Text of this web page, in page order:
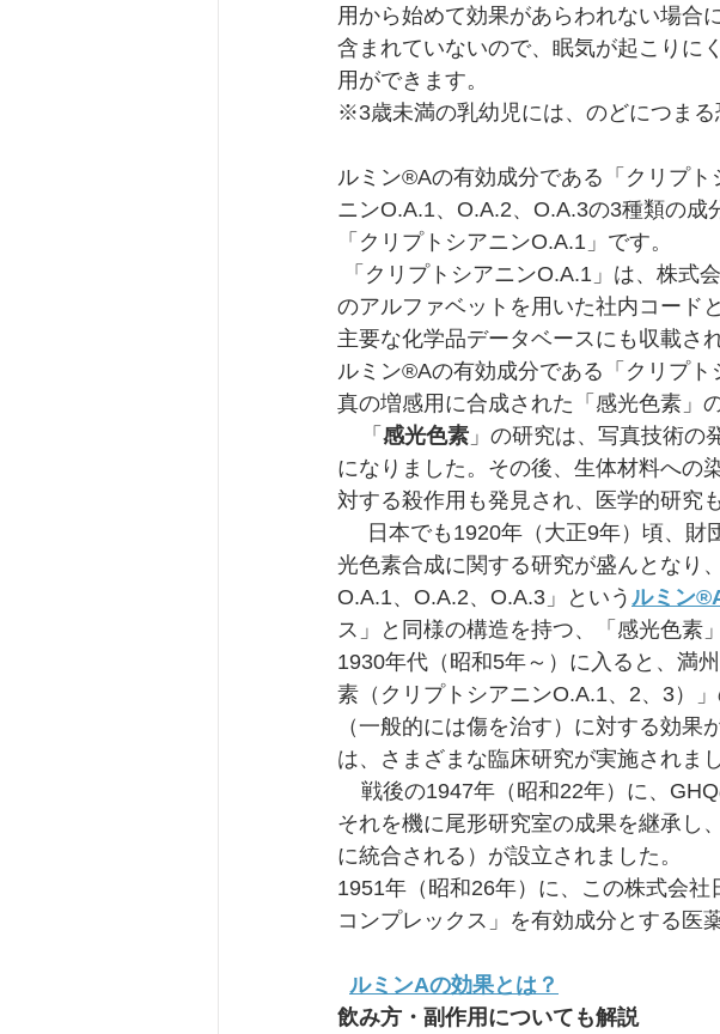
用から始めて効果があらわれない場合
含まれていないので、眠気が起こりに
用ができます。
※3歳未満の乳幼児には、のどにつまる
ルミン®Aの有効成分である「クリプ
ニンO.A.1、O.A.2、O.A.3の3種類の
「クリプトシアニンO.A.1」です。
のアルファベットを用いた社内コード
主要な化学品データベースにも収載さ
ルミン®Aの有効成分である「クリプ
真の増感用に合成された「感光色素」
    「
感光色素 」の研究は、写真技術の
になりました。その後、生体材料への
対する殺作用も発見され、医学的研究
光色素合成に関する研究が盛んとなり
O.A.1、O.A.2、O.A.3」という ルミン
ス」と同様の構造を持つ、「感光色素
1930年代（昭和5年～）に入ると、満
素（クリプトシアニンO.A.1、2、3）
（一般的には傷を治す）に対する効
は、さまざまな臨床研究が実施されまし
それを機に尾形研究室の成果を継承し
に統合される）が設立されました。
1951年（昭和26年）に、この株式会
コンプレックス」を有効成分とする医
ルミンAの効果とは？
飲み方・副作用についても解説